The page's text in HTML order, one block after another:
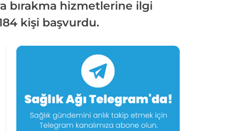
bırakma hizmetlerine ilgi
kişi başvurdu.